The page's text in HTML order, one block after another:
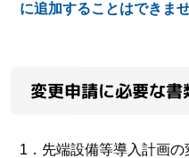
に追加することはできませ
変更申請に必要な書
1．先端設備等導入計画